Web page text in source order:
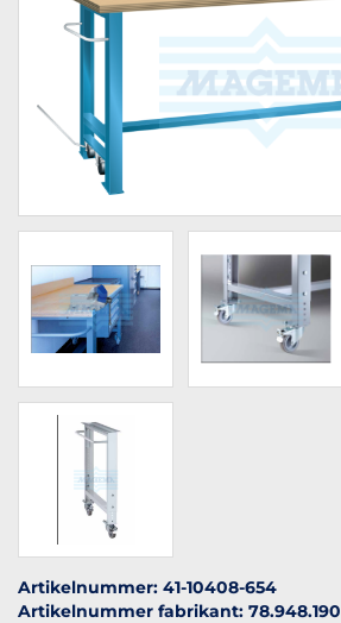
Artikelnummer: 41-10408-654
Artikelnummer fabrikant: 78.948.190